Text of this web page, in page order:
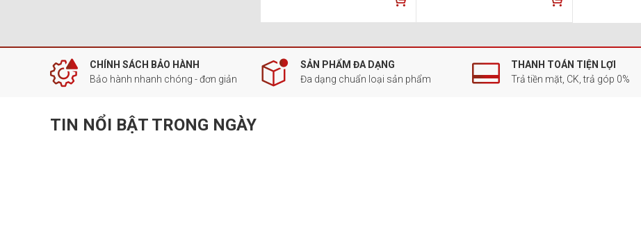
CHÍNH SÁCH BẢO HÀNH
Bảo hành nhanh chóng - đơn giản
SẢN PHẨM ĐA DẠNG
Đa dạng chuẩn loại sản phẩm
THANH TOÁN TIỆN LỢI
Trả tiền mặt, CK, trả góp 0%
TIN NỔI BẬT TRONG NGÀY